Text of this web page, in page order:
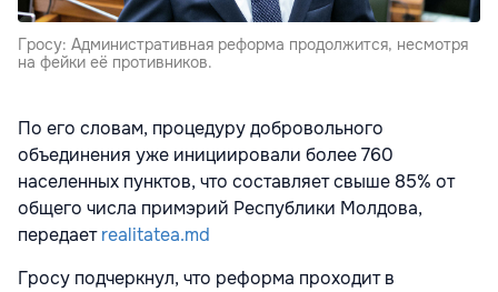
Гросу: Административная реформа продолжится, несмотря
на фейки её противников.
По его словам, процедуру добровольного
объединения уже инициировали более 760
населенных пунктов, что составляет свыше 85% от
общего числа примэрий Республики Молдова,
передаетrealitatea.md
Гросу подчеркнул, что реформа проходит в